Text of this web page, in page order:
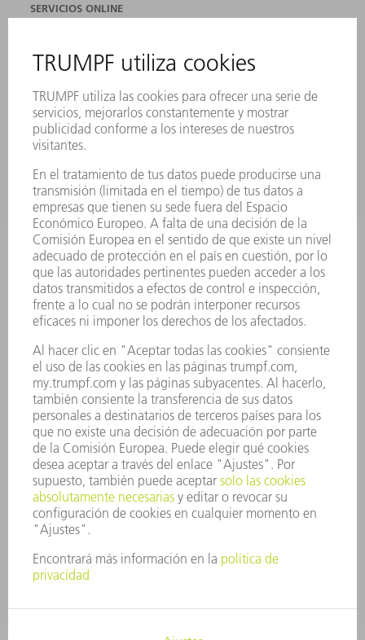
SERVICIOS ONLINE
EVENTOS Y CONVOCATORIAS
REGISTRO PARA EL BOLETÍN INFORMATIVO
FICHAS TÉCNICAS DE SEGURIDAD
PRODUCTOS
MÁQUINAS Y SISTEMAS
LÁSER
HERRAMIENTAS PORTÁTILES
FÁBRICA INTELIGENTE
SOFTWARE
SERVICIOS
APLICACIONES
SECTORES
EMPRESA
CARRERA PROFESIONAL
OFERTAS DE TRABAJO
PERFIL DE LA EMPRESA
INFORME ANUAL
PRINCIPIOS CORPORATIVOS
CUMPLIMIENTO
SISTEMA DE INFORMADORES
SEGURIDAD
COMUNICADOS DE PRENSA
REVISTAS
SOSTENIBILIDAD
MEDIO AMBIENTE Y CLIMA
SOCIEDAD Y EMPRESA
GESTIÓN EMPRESARIAL